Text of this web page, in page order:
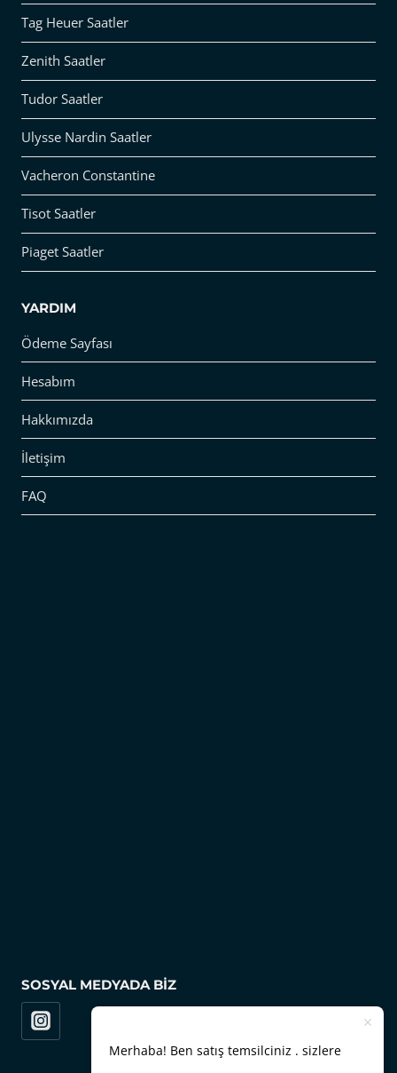
Tag Heuer Saatler
Zenith Saatler
Tudor Saatler
Ulysse Nardin Saatler
Vacheron Constantine
Tisot Saatler
Piaget Saatler
YARDIM
Ödeme Sayfası
Hesabım
Hakkımızda
İletişim
FAQ
SOSYAL MEDYADA BIZ
Merhaba! Ben satış temsilciniz . sizlere